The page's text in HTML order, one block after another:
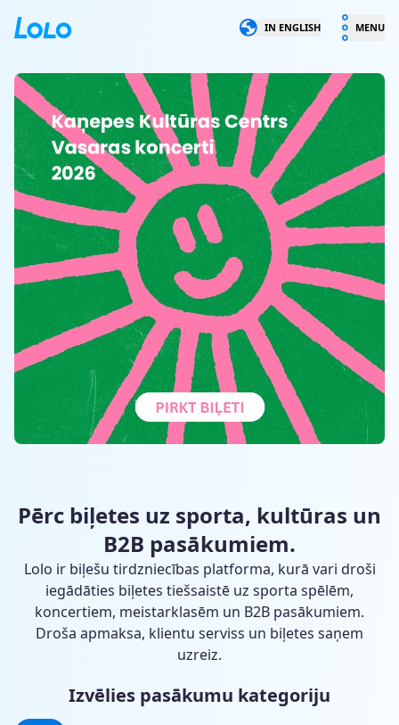
LOLO IN ENGLISH MENU
Pērc biļetes uz sporta, kultūras un
B2B pasākumiem.
Lolo ir biļešu tirdzniecības platforma, kurā vari droši
iegādāties biļetes tiešsaistē uz sporta spēlēm,
koncertiem, meistarklasēm un B2B pasākumiem.
Droša apmaksa, klientu serviss un biļetes saņem
uzreiz.
Izvēlies pasākumu kategoriju